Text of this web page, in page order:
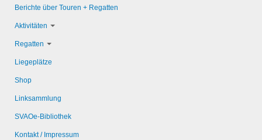
Berichte über Touren + Regatten
Aktivitäten
Regatten
Liegeplätze
Shop
Linksammlung
SVAOe-Bibliothek
Kontakt / Impressum